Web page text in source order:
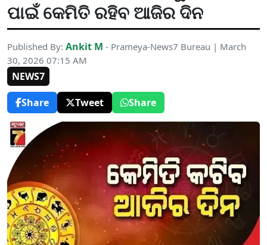
ପାଇଁ କେମିତି ରହିବ ଆଜିର ଦିନ
Published By: Ankit M - Prameya-News7 Bureau | March
30, 2026 07:15 AM
NEWS7
Share
Tweet Share